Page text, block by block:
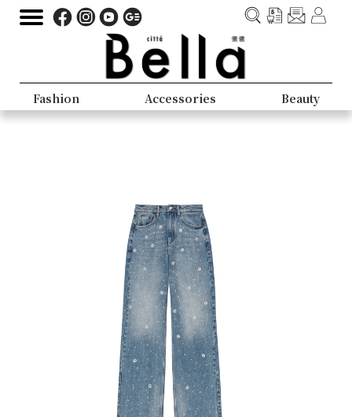
Fashion Accessories Beauty